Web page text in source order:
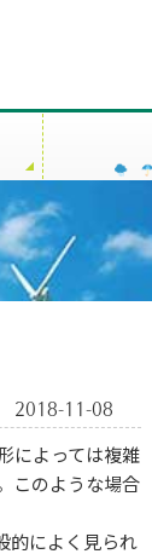
2018-11-08
によっては複雑
このような場合
的によく見られ